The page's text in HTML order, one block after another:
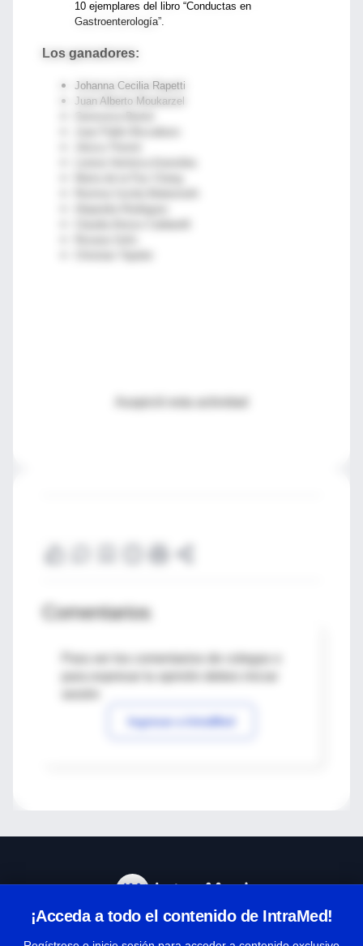
10 ejemplares del libro “Conductas en
Gastroenterología”.
Los ganadores:
Johanna Cecilia Rapetti
Juan Alberto Moukarzel
Comentarios
Para ver los comentarios de colegas o
Ingresar a IntraMed
¡Acceda a todo el contenido de IntraMed!